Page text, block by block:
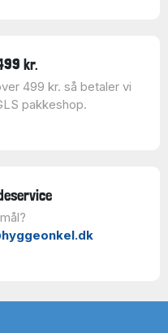
kr.
499 kr. så betaler vi
pakkeshop.